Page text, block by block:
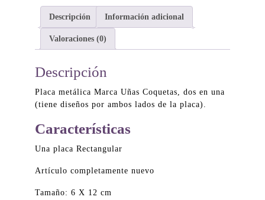
Descripción Información adicional
Valoraciones (0)
Descripción
Placa metálica Marca Uñas Coquetas, dos en una
(tiene diseños por ambos lados de la placa).
Características
Una placa Rectangular
Artículo completamente nuevo
Tamaño: 6 X 12 cm